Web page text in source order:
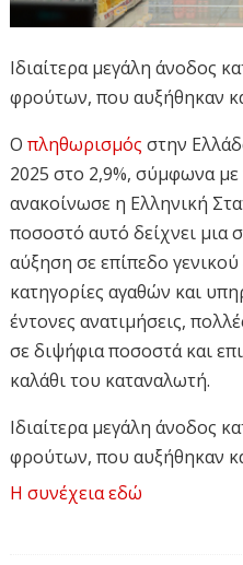
Ιδιαίτερα μεγάλη άνοδος
φρούτων, που αυξήθηκαν
Ο πληθωρισμός στην
2025 στο 2,9%, σύμφωνα με
ανακοίνωσε η Ελληνική
ποσοστό αυτό δείχνει μια
αύξηση σε επίπεδο γενικού
κατηγορίες αγαθών και
έντονες ανατιμήσεις,
σε διψήφια ποσοστά και
καλάθι του καταναλωτή.
Ιδιαίτερα μεγάλη άνοδος
φρούτων, που αυξήθηκαν
σημείωσαν εντυπωσιακή
Η συνέχεια εδώ